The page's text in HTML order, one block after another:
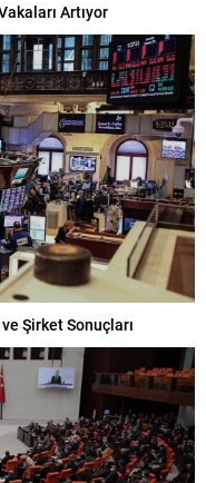
Artıyor
ve Şirket Sonuçları